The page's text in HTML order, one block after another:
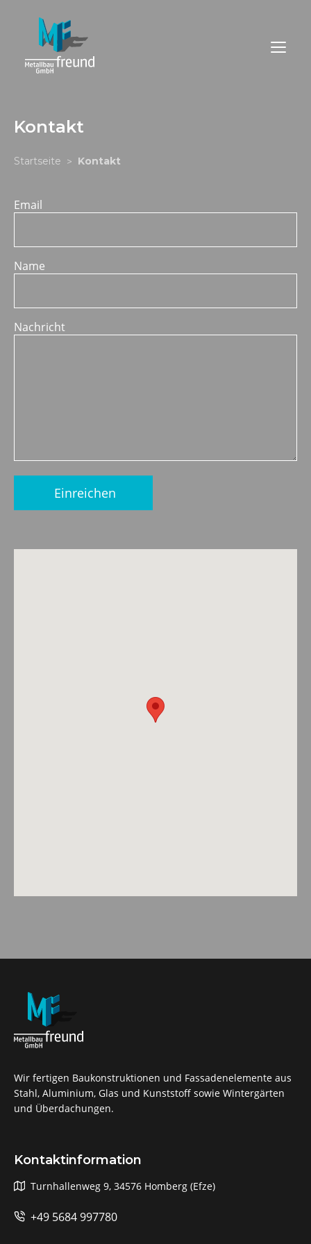
Kontakt
Startseite > Kontakt
Email
Name
Nachricht
Wir fertigen Baukonstruktionen und Fassadenelemente aus
Stahl, Aluminium, Glas und Kunststoff sowie Wintergärten
und Überdachungen.
Kontaktinformation
Turnhallenweg 9, 34576 Homberg (Efze)
+49 5684 997780